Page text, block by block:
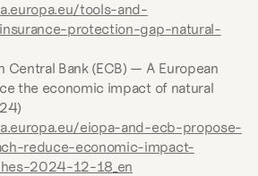
tools-and-
protection-gap-natural-
Central Bank (ECB) — A European
the economic impact of natural
eiopa-and-ecb-propose-
reduce-economic-impact-
2024-12-18_en